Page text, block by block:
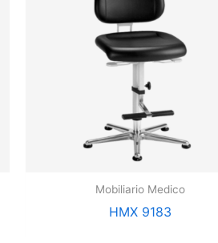
Mobiliario Medico
HMX 9183